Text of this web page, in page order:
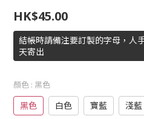
HK$45.00
結帳時請備注要訂製的字母，人
天寄出
顏色 : 黑色
黑色 白色 寶藍 淺藍